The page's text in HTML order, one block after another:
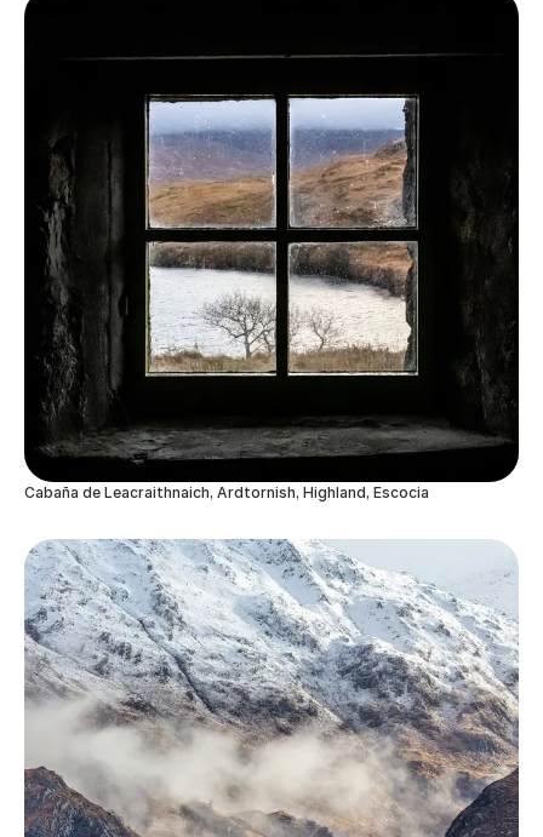
Cabaña de Leacraithnaich, Ardtornish, Highland, Escocia